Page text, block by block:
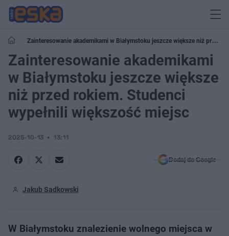
Zainteresowanie akademikami w Białymstoku jeszcze większe niż przed
rokiem. Studenci wypełnili większość miejsc
Zainteresowanie akademikami
w Białymstoku jeszcze większe
niż przed rokiem. Studenci
wypełnili większość miejsc
2025-10-13 13:11
Dodaj do Google
Jakub Sadkowski
W Białymstoku znalezienie wolnego miejsca w